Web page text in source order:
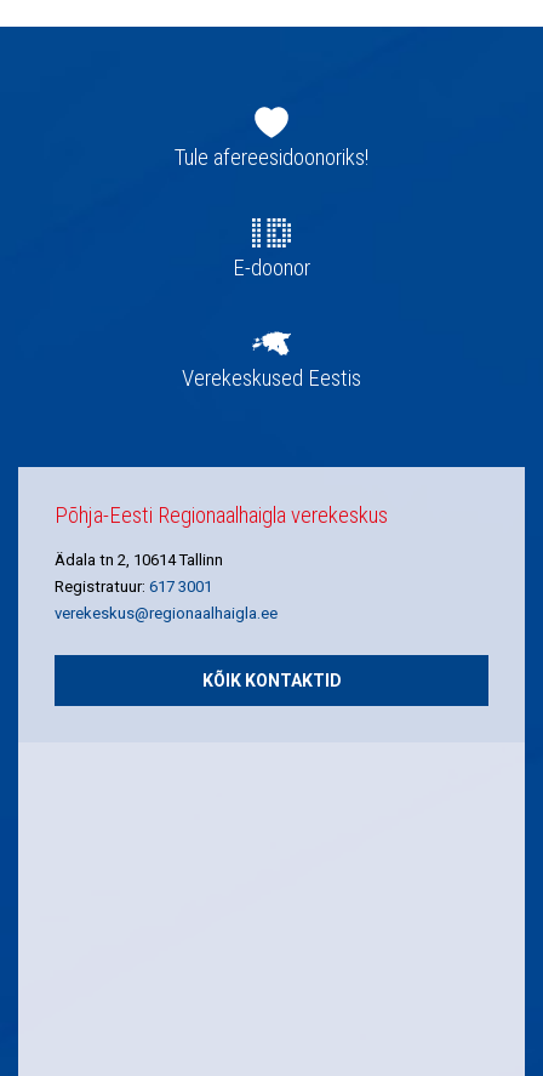
navigatsioonTule afereesidoonoriks!
E-doonor
Verekeskused Eestis
Põhja-Eesti Regionaalhaigla verekeskus
Ädala tn 2, 10614 Tallinn
Registratuur: 617 3001
verekeskus@regionaalhaigla.ee
KÕIK KONTAKTID